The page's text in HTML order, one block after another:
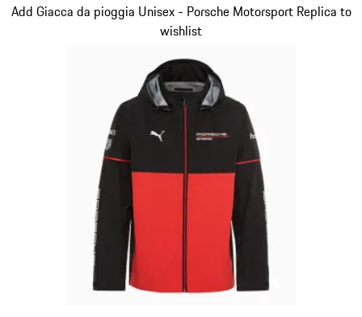
Add Giacca da pioggia Unisex - Porsche Motorsport Replica to
wishlist
Diapositiva 5 di 20